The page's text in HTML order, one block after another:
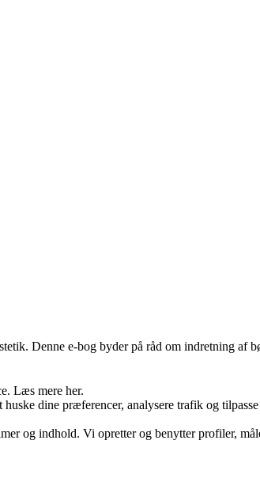
Denne e-bog byder på råd om indretning af
Læs mere her.
dine præferencer, analysere trafik og
og indhold. Vi opretter og benytter profiler,